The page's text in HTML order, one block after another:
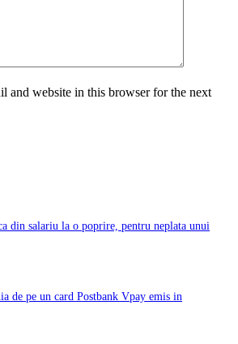
and website in this browser for the next
din salariu la o poprire, pentru neplata unui
de pe un card Postbank Vpay emis in